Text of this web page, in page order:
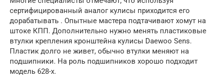
сертифицированный аналог кулисы приходится его
дорабатывать . Опытные мастера подтачивают хомут на
штоке КПП. Дополнительно нужно менять пластиковые
втулки крепления кронштейна кулисы Daewoo Sens.
Пластик долго не живет, обычно втулки меняют на
подшипники. На роль подшипников хорошо подходит
модель 628-х.